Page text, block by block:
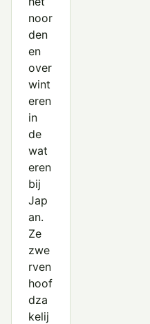
noor
den
en
over
wint
eren
in
de
wat
eren
bij
Jap
an.
Ze
zwe
rven
hoof
dza
kelij